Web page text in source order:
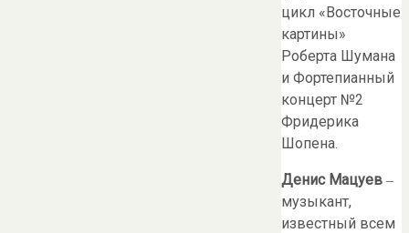
цикл «Восточные
картины»
Роберта Шумана
и Фортепианный
концерт №2
Фридерика
Шопена.
Денис Мацуев ‒
музыкант,
известный всем